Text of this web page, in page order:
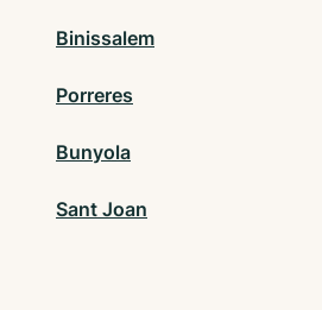
Binissalem
Porreres
Bunyola
Sant Joan